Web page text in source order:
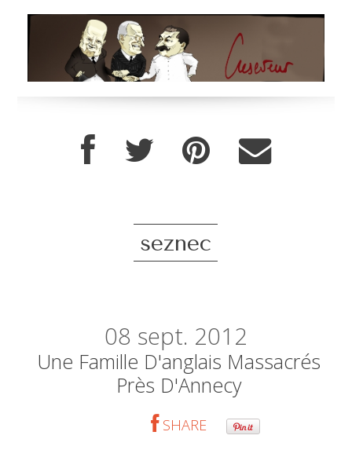
seznec
08 sept. 2012
Une Famille D'anglais Massacrés
Près D'Annecy
SHARE